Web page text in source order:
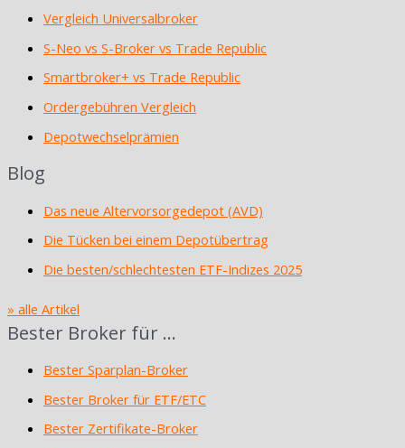
Vergleich Universalbroker
S-Neo vs S-Broker vs Trade Republic
Smartbroker+ vs Trade Republic
Ordergebühren Vergleich
Depotwechselprämien
Blog
Das neue Altervorsorgedepot (AVD)
Die Tücken bei einem Depotübertrag
Die besten/schlechtesten ETF-Indizes 2025
» alle Artikel
Bester Broker für …
Bester Sparplan-Broker
Bester Broker für ETF/ETC
Bester Zertifikate-Broker